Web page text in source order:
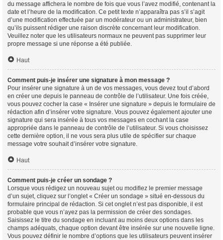
du message affichera le nombre de fois que vous l’avez modifié, contenant la
date et l’heure de la modification. Ce petit texte n’apparaîtra pas s’il s’agit
d’une modification effectuée par un modérateur ou un administrateur, bien
qu’ils puissent rédiger une raison discrète concernant leur modification.
Veuillez noter que les utilisateurs normaux ne peuvent pas supprimer leur
propre message si une réponse a été publiée.
Haut
Comment puis-je insérer une signature à mon message ?
Pour insérer une signature à un de vos messages, vous devez tout d’abord
en créer une depuis le panneau de contrôle de l’utilisateur. Une fois créée,
vous pouvez cocher la case « Insérer une signature » depuis le formulaire de
rédaction afin d’insérer votre signature. Vous pouvez également ajouter une
signature qui sera insérée à tous vos messages en cochant la case
appropriée dans le panneau de contrôle de l’utilisateur. Si vous choisissez
cette dernière option, il ne vous sera plus utile de spécifier sur chaque
message votre souhait d’insérer votre signature.
Haut
Comment puis-je créer un sondage ?
Lorsque vous rédigez un nouveau sujet ou modifiez le premier message
d’un sujet, cliquez sur l’onglet « Créer un sondage » situé en-dessous du
formulaire principal de rédaction. Si cet onglet n’est pas disponible, il est
probable que vous n’ayez pas la permission de créer des sondages.
Saisissez le titre du sondage en incluant au moins deux options dans les
champs adéquats, chaque option devant être insérée sur une nouvelle ligne.
Vous pouvez définir le nombre d’options que les utilisateurs peuvent insérer